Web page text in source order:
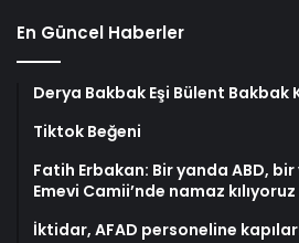
En Güncel Haberler
Derya Bakbak Eşi Bülent Bakbak
Tiktok Beğeni
Fatih Erbakan: Bir yanda ABD,
Emevi Camii’nde namaz kılıyoruz
İktidar, AFAD personeline